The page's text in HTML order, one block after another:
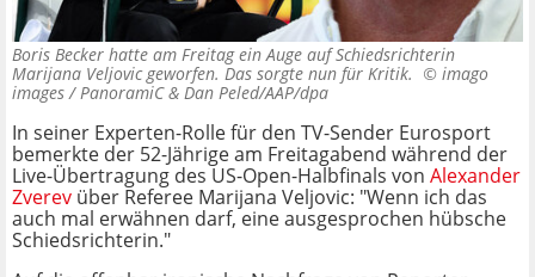
Boris Becker hatte am Freitag ein Auge auf Schiedsrichterin
Marijana Veljovic geworfen. Das sorgte nun für Kritik. © imago
images / PanoramiC & Dan Peled/AAP/dpa
In seiner Experten-Rolle für den TV-Sender Eurosport
bemerkte der 52-Jährige am Freitagabend während der
Live-Übertragung des US-Open-Halbfinals von Alexander
Zverev über Referee Marijana Veljovic: "Wenn ich das
auch mal erwähnen darf, eine ausgesprochen hübsche
Schiedsrichterin."